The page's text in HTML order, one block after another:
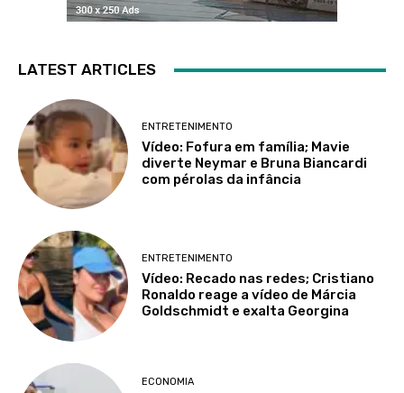
LATEST ARTICLES
ENTRETENIMENTO
Vídeo: Fofura em família; Mavie
diverte Neymar e Bruna Biancardi
com pérolas da infância
ENTRETENIMENTO
Vídeo: Recado nas redes; Cristiano
Ronaldo reage a vídeo de Márcia
Goldschmidt e exalta Georgina
ECONOMIA